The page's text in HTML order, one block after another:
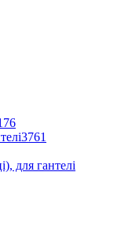
3761
для гантелі